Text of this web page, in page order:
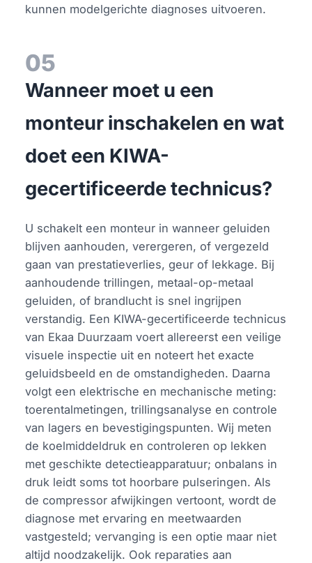
kunnen modelgerichte diagnoses uitvoeren.
05
Wanneer moet u een
monteur inschakelen en wat
doet een KIWA-
gecertificeerde technicus?
U schakelt een monteur in wanneer geluiden
blijven aanhouden, verergeren, of vergezeld
gaan van prestatieverlies, geur of lekkage. Bij
aanhoudende trillingen, metaal-op-metaal
geluiden, of brandlucht is snel ingrijpen
verstandig. Een KIWA-gecertificeerde technicus
van Ekaa Duurzaam voert allereerst een veilige
visuele inspectie uit en noteert het exacte
geluidsbeeld en de omstandigheden. Daarna
volgt een elektrische en mechanische meting:
toerentalmetingen, trillingsanalyse en controle
van lagers en bevestigingspunten. Wij meten
de koelmiddeldruk en controleren op lekken
met geschikte detectieapparatuur; onbalans in
druk leidt soms tot hoorbare pulseringen. Als
de compressor afwijkingen vertoont, wordt de
diagnose met ervaring en meetwaarden
vastgesteld; vervanging is een optie maar niet
altijd noodzakelijk. Ook reparaties aan